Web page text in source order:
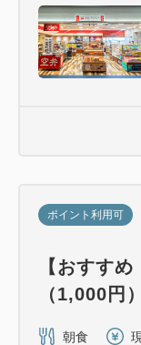
ポイント利用可
【おすす
（1,000円
朝食